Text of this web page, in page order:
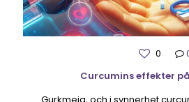
0
Curcumins effekter